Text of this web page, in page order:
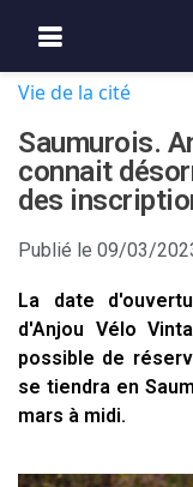
Vie de la cité
Saumurois.
connait
des
Publié le 09/03/
La date
d'Anjou Vélo
possible de
se tiendra en
mars à midi.